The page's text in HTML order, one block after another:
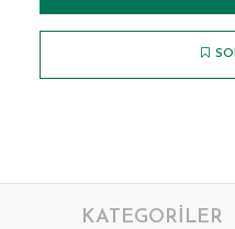
KATEGORILER